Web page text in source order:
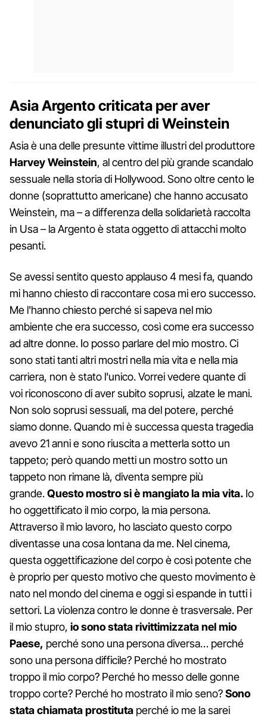
Asia Argento criticata per aver
denunciato gli stupri di Weinstein
Asia è una delle presunte vittime illustri del produttore
Harvey Weinstein, al centro del più grande scandalo
sessuale nella storia di Hollywood. Sono oltre cento le
donne (soprattutto americane) che hanno accusato
Weinstein, ma – a differenza della solidarietà raccolta
in Usa – la Argento è stata oggetto di attacchi molto
pesanti.
Se avessi sentito questo applauso 4 mesi fa, quando
mi hanno chiesto di raccontare cosa mi ero successo.
Me l'hanno chiesto perché si sapeva nel mio
ambiente che era successo, così come era successo
ad altre donne. Io posso parlare del mio mostro. Ci
sono stati tanti altri mostri nella mia vita e nella mia
carriera, non è stato l'unico. Vorrei vedere quante di
voi riconoscono di aver subito soprusi, alzate le mani.
Non solo soprusi sessuali, ma del potere, perché
siamo donne. Quando mi è successa questa tragedia
avevo 21 anni e sono riuscita a metterla sotto un
tappeto; però quando metti un mostro sotto un
tappeto non rimane là, diventa sempre più
grande.Questo mostro si è mangiato la mia vita. Io
ho oggettificato il mio corpo, la mia persona.
Attraverso il mio lavoro, ho lasciato questo corpo
diventasse una cosa lontana da me. Nel cinema,
questa oggettificazione del corpo è così potente che
è proprio per questo motivo che questo movimento è
nato nel mondo del cinema e oggi si espande in tutti i
settori. La violenza contro le donne è trasversale. Per
il mio stupro, io sono stata rivittimizzata nel mio
Paese, perché sono una persona diversa… perché
sono una persona difficile? Perché ho mostrato
troppo il mio corpo? Perché ho messo delle gonne
troppo corte? Perché ho mostrato il mio seno?Sono
stata chiamata prostituta perché io me la sarei